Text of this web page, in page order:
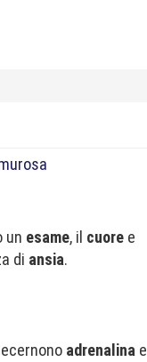
un esame, il cuore e
di ansia.
adrenalina e